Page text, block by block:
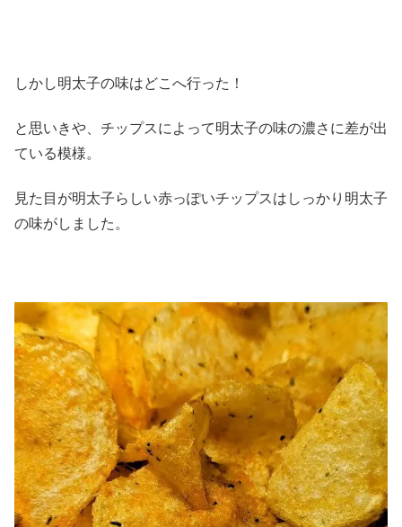
しかし明太子の味はどこへ行った！
と思いきや、チップスによって明太子の味の濃さに差が出
ている模様。
見た目が明太子らしい赤っぽいチップスはしっかり明太子
の味がしました。